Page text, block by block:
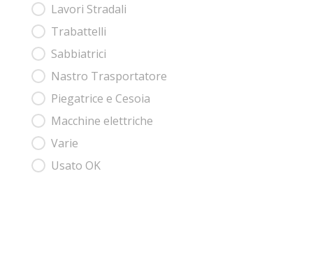
Lavori Stradali
Trabattelli
Sabbiatrici
Nastro Trasportatore
Piegatrice e Cesoia
Macchine elettriche
Varie
Usato OK